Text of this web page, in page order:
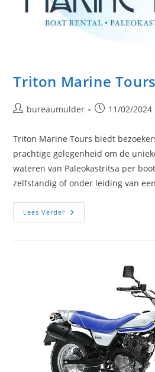
Triton Marine Tours
Berichtbureaumulder
Bericht
op:
11/02/2024
Triton Marine Tours biedt
prachtige gelegenheid om de
wateren van Paleokastritsa per
zelfstandig of onder leiding van
Lees VerderTriton
Marine